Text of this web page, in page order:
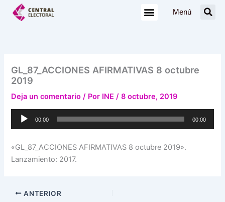
Menú
GL_87_ACCIONES AFIRMATIVAS 8 octubre
2019
Deja un comentario / Por INE/8 octubre, 2019
Reproductor
00:00 00:00
«GL_87_ACCIONES AFIRMATIVAS 8 octubre 2019».
Lanzamiento: 2017.
ANTERIOR